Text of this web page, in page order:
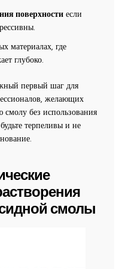
поверхностиесли
материалах, где
глубоко.
первый шаг для
желающих
без использования
терпеливы и не
смолы